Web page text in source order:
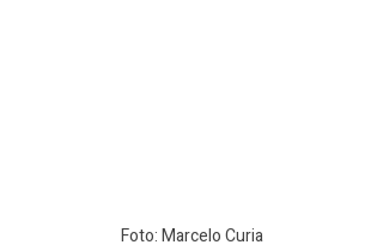
Foto: Marcelo Curia